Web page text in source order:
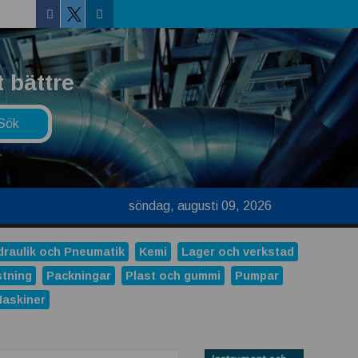
Facebook
TwitterLinkedin
bättre
söndag, augusti 09, 2026
och Pneumatik Kemi
Lager och verkstad
Packningar Plast och gummi
Pumpar